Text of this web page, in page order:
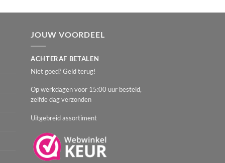
JOUW VOORDEEL
ACHTERAF BETALEN
Niet goed? Geld terug!
Op werkdagen voor 15:00 uur besteld,
zelfde dag verzonden
Uitgebreid assortiment